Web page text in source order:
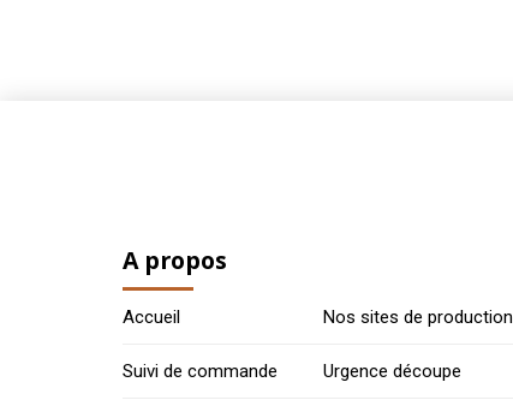
A propos
Accueil Nos sites de production
Suivi de commande Urgence découpe